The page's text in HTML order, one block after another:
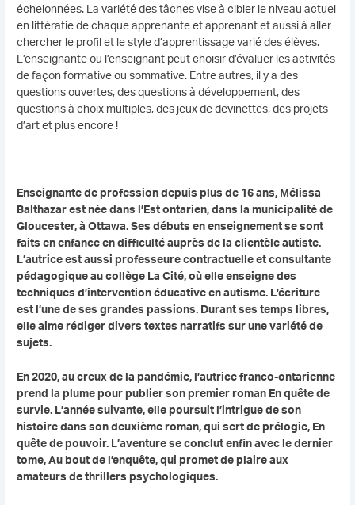
échelonnées. La variété des tâches vise à cibler le niveau actuel
en littératie de chaque apprenante et apprenant et aussi à aller
chercher le profil et le style d’apprentissage varié des élèves.
L’enseignante ou l’enseignant peut choisir d’évaluer les activités
de façon formative ou sommative. Entre autres, il y a des
questions ouvertes, des questions à développement, des
questions à choix multiples, des jeux de devinettes, des projets
d’art et plus encore !
Enseignante de profession depuis plus de 16 ans, Mélissa
Balthazar est née dans l’Est ontarien, dans la municipalité de
Gloucester, à Ottawa. Ses débuts en enseignement se sont
faits en enfance en difficulté auprès de la clientèle autiste.
L’autrice est aussi professeure contractuelle et consultante
pédagogique au collège La Cité, où elle enseigne des
techniques d’intervention éducative en autisme. L’écriture
est l’une de ses grandes passions. Durant ses temps libres,
elle aime rédiger divers textes narratifs sur une variété de
sujets.
En 2020, au creux de la pandémie, l’autrice franco-ontarienne
prend la plume pour publier son premier roman En quête de
survie. L’année suivante, elle poursuit l’intrigue de son
histoire dans son deuxième roman, qui sert de prélogie, En
quête de pouvoir. L’aventure se conclut enfin avec le dernier
tome, Au bout de l’enquête, qui promet de plaire aux
amateurs de thrillers psychologiques.